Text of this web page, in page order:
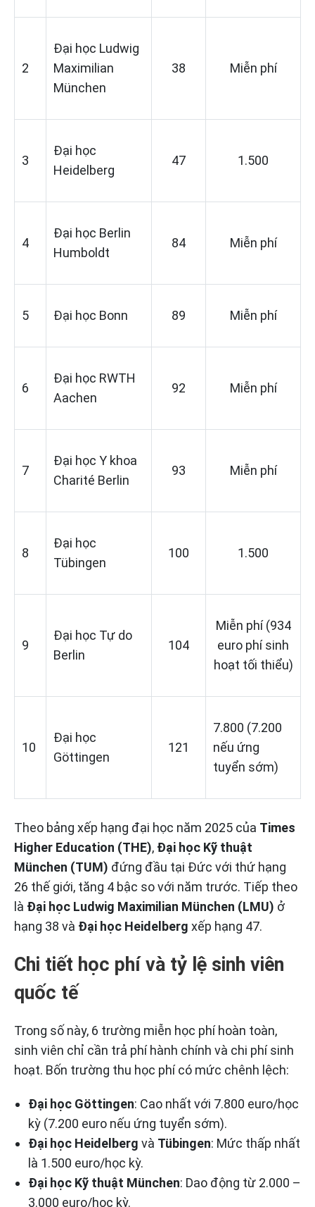
2
Đại học Ludwig
Maximilian
München
38 Miễn phí
3
Đại học
Heidelberg
47 1.500
4
Đại học Berlin
Humboldt
84 Miễn phí
5 Đại học Bonn 89 Miễn phí
6
Đại học RWTH
Aachen
92 Miễn phí
7
Đại học Y khoa
Charité Berlin
93 Miễn phí
8
Đại học
Tübingen
100 1.500
9
Đại học Tự do
Berlin
104
Miễn phí (934
euro phí sinh
hoạt tối thiểu)
10
Đại học
Göttingen
121
7.800 (7.200
nếu ứng
tuyển sớm)
Theo bảng xếp hạng đại học năm 2025 của Times
Higher Education (THE), Đại học Kỹ thuật
München (TUM) đứng đầu tại Đức với thứ hạng
26 thế giới, tăng 4 bậc so với năm trước. Tiếp theo
là Đại học Ludwig Maximilian München (LMU) ở
hạng 38 và Đại học Heidelberg xếp hạng 47.
Chi tiết học phí và tỷ lệ sinh viên
quốc tế
Trong số này, 6 trường miễn học phí hoàn toàn,
sinh viên chỉ cần trả phí hành chính và chi phí sinh
hoạt. Bốn trường thu học phí có mức chênh lệch:
Đại học Göttingen: Cao nhất với 7.800 euro/học
kỳ (7.200 euro nếu ứng tuyển sớm).
Đại học Heidelberg và Tübingen: Mức thấp nhất
là 1.500 euro/học kỳ.
Đại học Kỹ thuật München: Dao động từ 2.000 –
3.000 euro/học kỳ.